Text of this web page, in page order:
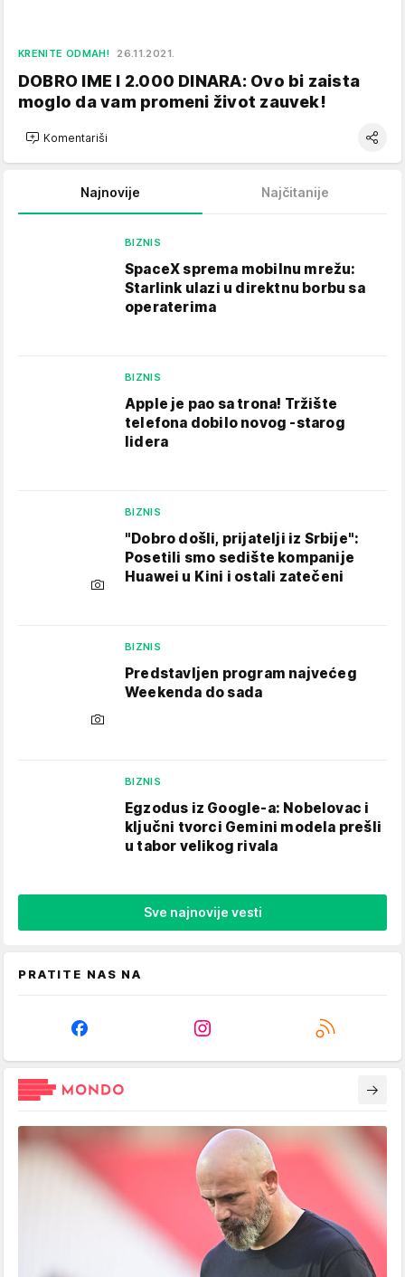
KRENITE ODMAH! 26.11.2021.
DOBRO IME I 2.000 DINARA: Ovo bi zaista
moglo da vam promeni život zauvek!
Komentariši
Najnovije Najčitanije
BIZNIS
SpaceX sprema mobilnu mrežu:
Starlink ulazi u direktnu borbu sa
operaterima
BIZNIS
Apple je pao sa trona! Tržište
telefona dobilo novog -starog
lidera
BIZNIS
"Dobro došli, prijatelji iz Srbije":
Posetili smo sedište kompanije
Huawei u Kini i ostali zatečeni
BIZNIS
Predstavljen program najvećeg
Weekenda do sada
BIZNIS
Egzodus iz Google-a: Nobelovac i
ključni tvorci Gemini modela prešli
u tabor velikog rivala
Sve najnovije vesti
PRATITE NAS NA